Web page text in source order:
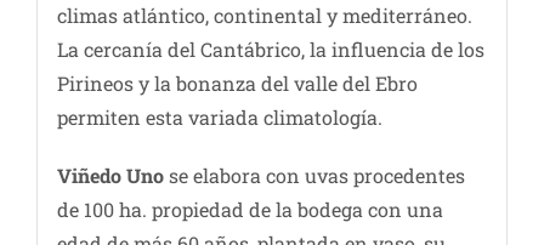
climas atlántico, continental y mediterráneo.
La cercanía del Cantábrico, la influencia de los
Pirineos y la bonanza del valle del Ebro
permiten esta variada climatología.
Viñedo Unose elabora con uvas procedentes
de 100 ha. propiedad de la bodega con una